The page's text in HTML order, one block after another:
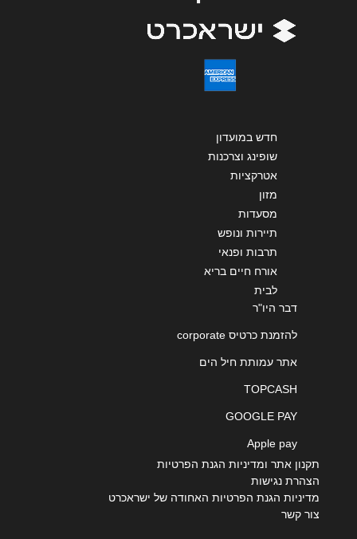
שליחה
חדש במועדון
שופינג וצרכנות
אטרקציות
מזון
מסעדות
תיירות ונופש
תרבות ופנאי
אורח חיים בריא
לבית
דבר היו"ר
להזמנת כרטיס corporate
אתר עמותת חיל הים
TOPCASH
GOOGLE PAY
Apple pay
תקנון אתר ומדיניות הגנת הפרטיות
הצהרת נגישות
מדיניות הגנת הפרטיות האחודה של ישראכרט
צור קשר